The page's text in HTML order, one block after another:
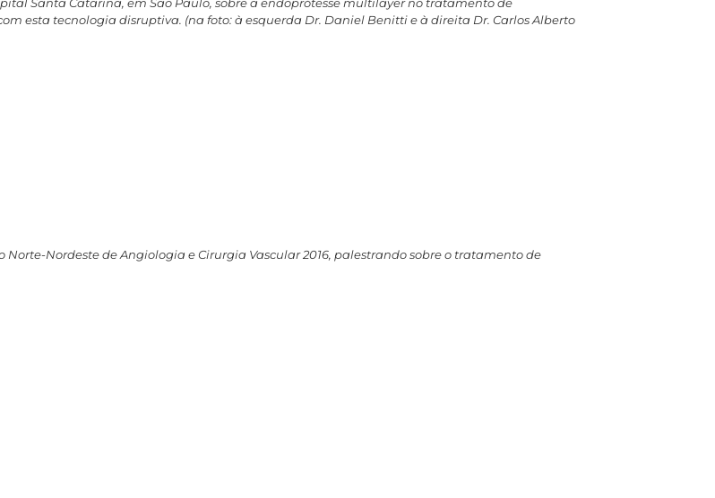
esta tecnologia disruptiva. (na foto: à esquerda Dr. Daniel Benitti e à direita Dr. Carlos Alberto
Nordeste de Angiologia e Cirurgia Vascular 2016, palestrando sobre o tratamento de